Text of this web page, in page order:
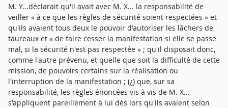
M. Y...déclarait qu'il avait avec M. X... la responsabilité de
veiller « à ce que les règles de sécurité soient respectées » et
qu'ils avaient tous deux le pouvoir d'autoriser les lâchers de
taureaux et « de faire cesser la manifestation si elle se passe
mal, si la sécurité n'est pas respectée » ; qu'il disposait donc,
comme l'autre prévenu, et quelle que soit la difficulté de cette
mission, de pouvoirs certains sur la réalisation ou
l'interruption de la manifestation ; (¿) que, sur sa
responsabilité, les règles énoncées vis à vis de M. X...
s'appliquent pareillement à lui dès lors qu'ils avaient selon